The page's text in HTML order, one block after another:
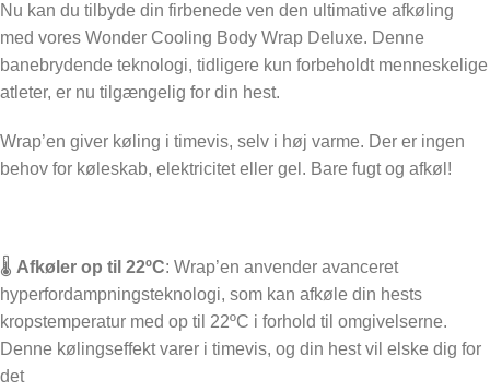
Nu kan du tilbyde din firbenede ven den ultimative afkøling
med vores Wonder Cooling Body Wrap Deluxe. Denne
banebrydende teknologi, tidligere kun forbeholdt menneskelige
atleter, er nu tilgængelig for din hest.
Wrap’en giver køling i timevis, selv i høj varme. Der er ingen
behov for køleskab, elektricitet eller gel. Bare fugt og afkøl!
🌡️ Afkøler op til 22ºC: Wrap’en anvender avanceret
hyperfordampningsteknologi, som kan afkøle din hests
kropstemperatur med op til 22ºC i forhold til omgivelserne.
Denne kølingseffekt varer i timevis, og din hest vil elske dig for
det